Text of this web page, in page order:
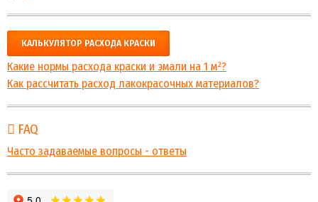
КАЛЬКУЛЯТОР РАСХОДА КРАСКИ
Какие нормы расхода краски и эмали на 1 м²?
Как рассчитать расход лакокрасочных материалов?
FAQ
Часто задаваемые вопросы - ответы